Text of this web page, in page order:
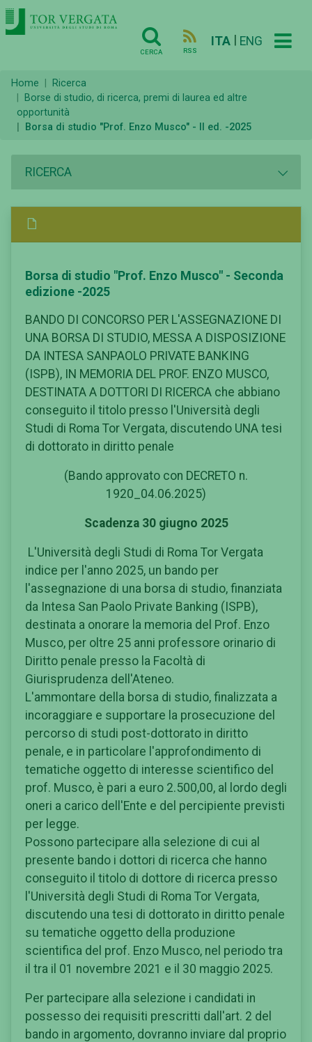
CERCA RSS
ITA ENG
Home
Ricerca
Borse di studio, di ricerca, premi di laurea ed altre
opportunità
Borsa di studio "Prof. Enzo Musco" - II ed. -2025
RICERCA
Borsa di studio "Prof. Enzo Musco" - Seconda
edizione -2025
BANDO DI CONCORSO PER L'ASSEGNAZIONE DI
UNA BORSA DI STUDIO, MESSA A DISPOSIZIONE
DA INTESA SANPAOLO PRIVATE BANKING
(ISPB), IN MEMORIA DEL PROF. ENZO MUSCO,
DESTINATA A DOTTORI DI RICERCA che abbiano
conseguito il titolo presso l'Università degli
Studi di Roma Tor Vergata, discutendo UNA tesi
di dottorato in diritto penale
(Bando approvato con DECRETO n.
1920_04.06.2025)
Scadenza 30 giugno 2025
L'Università degli Studi di Roma Tor Vergata
indice per l'anno 2025, un bando per
l'assegnazione di una borsa di studio, finanziata
da Intesa San Paolo Private Banking (ISPB),
destinata a onorare la memoria del Prof. Enzo
Musco, per oltre 25 anni professore orinario di
Diritto penale presso la Facoltà di
Giurisprudenza dell'Ateneo.
L'ammontare della borsa di studio, finalizzata a
incoraggiare e supportare la prosecuzione del
percorso di studi post-dottorato in diritto
penale, e in particolare l'approfondimento di
tematiche oggetto di interesse scientifico del
prof. Musco, è pari a euro 2.500,00, al lordo degli
oneri a carico dell'Ente e del percipiente previsti
per legge.
Possono partecipare alla selezione di cui al
presente bando i dottori di ricerca che hanno
conseguito il titolo di dottore di ricerca presso
l'Università degli Studi di Roma Tor Vergata,
discutendo una tesi di dottorato in diritto penale
su tematiche oggetto della produzione
scientifica del prof. Enzo Musco, nel periodo tra
il tra il 01 novembre 2021 e il 30 maggio 2025.
Per partecipare alla selezione i candidati in
possesso dei requisiti prescritti dall'art. 2 del
bando in argomento, dovranno inviare dal proprio